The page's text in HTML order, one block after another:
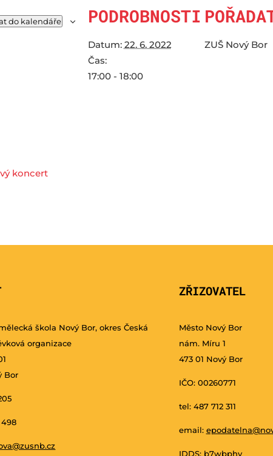
do kalendáře PODROBNOSTI
Datum: 22. 6. 2022
Čas:
17:00 - 18:00
ZUŠ Nový Bor
koncert
škola Nový Bor, okres Česká
organizace
Bor
498
ZŘIZOVATEL
Město Nový Bor
nám. Míru 1
473 01 Nový Bor
IČO: 00260771
tel: 487 712 311
email:
IDDS: b7wbphv